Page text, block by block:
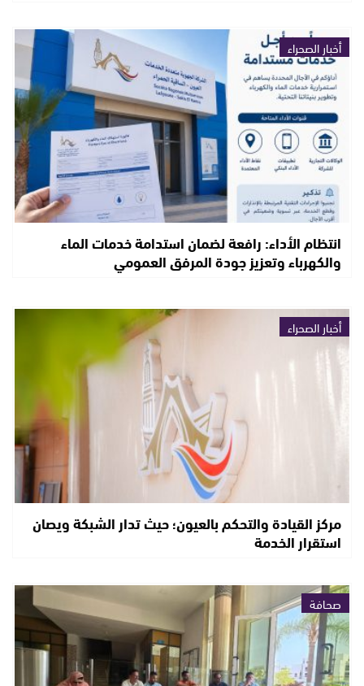
أخبار الصحراء
انتظام الأداء: رافعة لضمان استدامة خدمات الماء
والكهرباء وتعزيز جودة المرفق العمومي
أخبار الصحراء
مركز القيادة والتحكم بالعيون؛ حيث تدار الشبكة ويصان
استقرار الخدمة
صحافة